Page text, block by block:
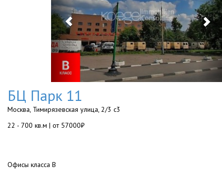
БЦ Парк 11
Москва, Тимирязевская улица, 2/3 с3
22 - 700 кв.м | от 57000₽
Офисы класса B